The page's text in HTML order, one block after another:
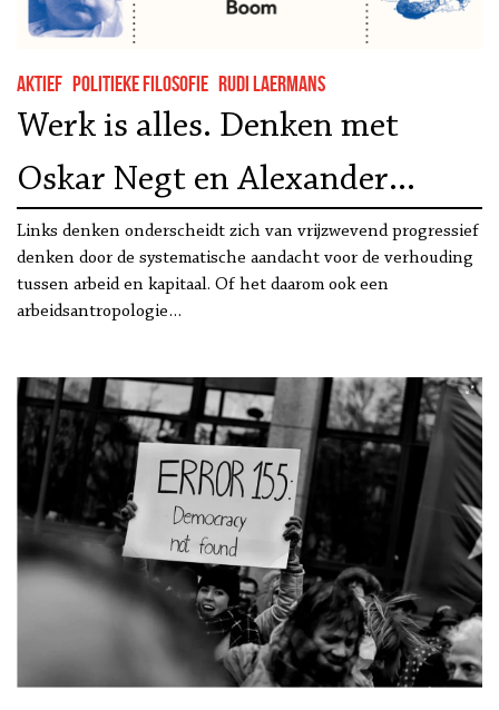
Aktief Politieke filosofie Rudi Laermans
Werk is alles. Denken met
Oskar Negt en Alexander
Kluge
Links denken onderscheidt zich van vrijzwevend progressief
denken door de systematische aandacht voor de verhouding
tussen arbeid en kapitaal. Of het daarom ook een
arbeidsantropologie…